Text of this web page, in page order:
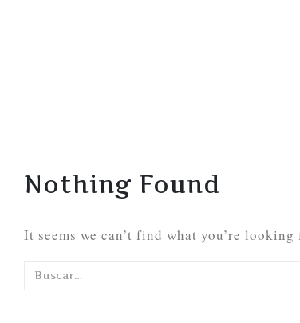
Nothing Found
It seems we can’t find what you’re